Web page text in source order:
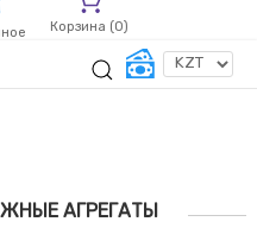
Корзина (0)
АГРЕГАТЫ